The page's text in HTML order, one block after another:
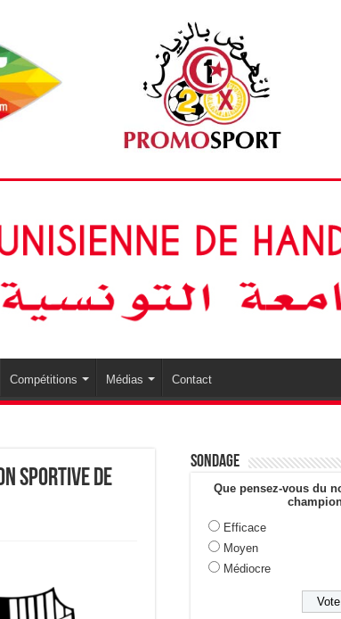
Compétitions Médias Contact
Sportive de
Sondage
Que pensez-vous du
Efficace
Moyen
Médiocre